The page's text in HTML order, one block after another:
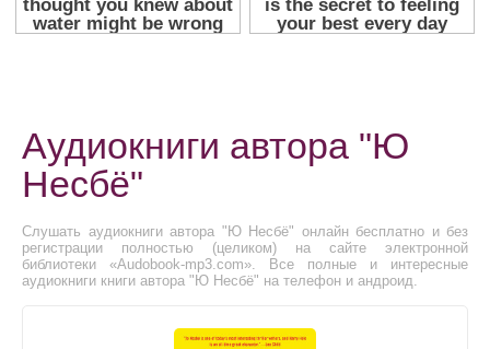
Аудиокниги автора "Ю
Несбё"
Слушать аудиокниги автора "Ю Несбё" онлайн бесплатно и без
регистрации полностью (целиком) на сайте электронной
библиотеки «Audobook-mp3.com». Все полные и интересные
аудиокниги книги автора "Ю Несбё" на телефон и андроид.